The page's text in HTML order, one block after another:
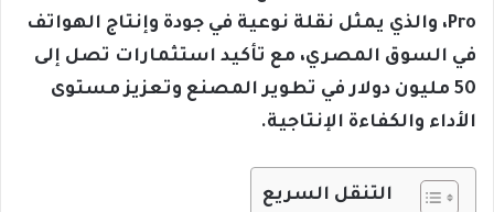
Pro، والذي يمثل نقلة نوعية في جودة وإنتاج الهواتف
في السوق المصري، مع تأكيد استثمارات تصل إلى
50 مليون دولار في تطوير المصنع وتعزيز مستوى
الأداء والكفاءة الإنتاجية.
التنقل السريع